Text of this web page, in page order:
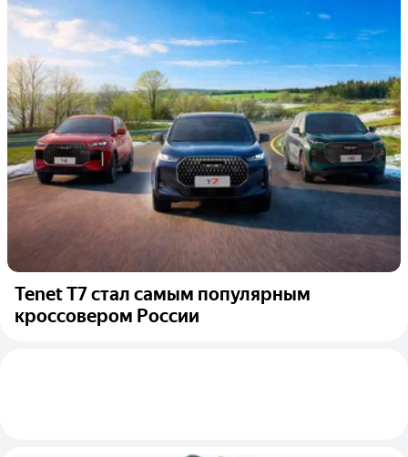
Tenet T7 стал самым популярным
кроссовером России